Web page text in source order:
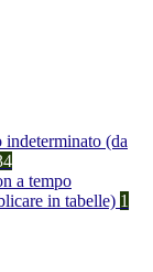
indeterminato (da
a tempo
in tabelle) 1